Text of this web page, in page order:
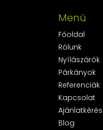
Menü
Főoldal
Rólunk
Nyílászárók
Párkányok
Referenciák
Kapcsolat
Ajánlatkérés
Blog